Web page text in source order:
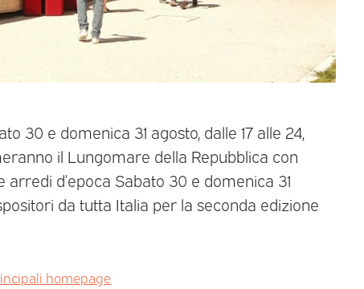
30 e domenica 31 agosto, dalle 17 alle 24,
il Lungomare della Repubblica con
d’epoca Sabato 30 e domenica 31
da tutta Italia per la seconda edizione
homepage